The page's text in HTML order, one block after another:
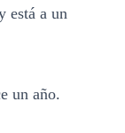
está a un
un año.